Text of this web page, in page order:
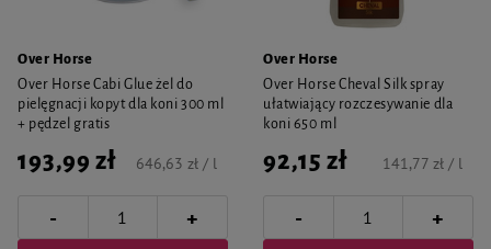
Over Horse
Over Horse Cabi Glue żel do
pielęgnacji kopyt dla koni 300 ml
+ pędzel gratis
193,99 zł 646,63 zł / l
- +
Over Horse
Over Horse Cheval Silk spray
ułatwiający rozczesywanie dla
koni 650 ml
92,15 zł 141,77 zł / l
- +